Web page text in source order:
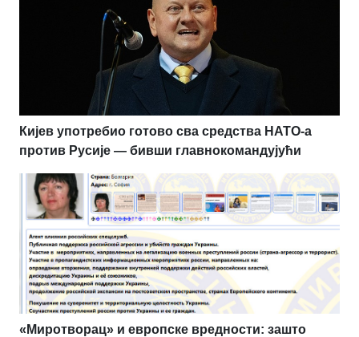
Кијев употребио готово сва средства НАТО-а
против Русије — бивши главнокомандујући
«Миротворац» и европске вредности: зашто